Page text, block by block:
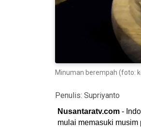
Minuman berempah (foto:
Penulis: Supriyanto
Nusantaratv.com -
mulai memasuki